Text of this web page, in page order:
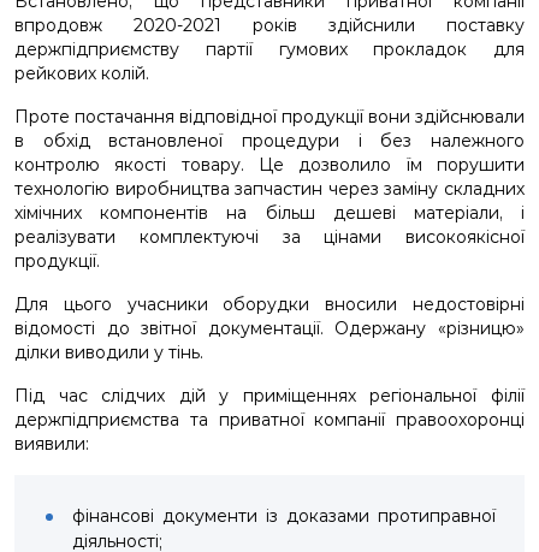
впродовж 2020-2021 років здійснили поставку
держпідприємству партії гумових прокладок для
рейкових колій.
Проте постачання відповідної продукції вони здійснювали
в обхід встановленої процедури і без належного
контролю якості товару. Це дозволило їм порушити
технологію виробництва запчастин через заміну складних
хімічних компонентів на більш дешеві матеріали, і
реалізувати комплектуючі за цінами високоякісної
продукції.
Для цього учасники оборудки вносили недостовірні
відомості до звітної документації. Одержану «різницю»
ділки виводили у тінь.
Під час слідчих дій у приміщеннях регіональної філії
держпідприємства та приватної компанії правоохоронці
виявили:
фінансові документи із доказами протиправної
діяльності;